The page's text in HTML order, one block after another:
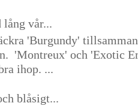
lång vår...
'Burgundy'
'Montreux' och 'Exotic
ihop. ...
blåsigt...